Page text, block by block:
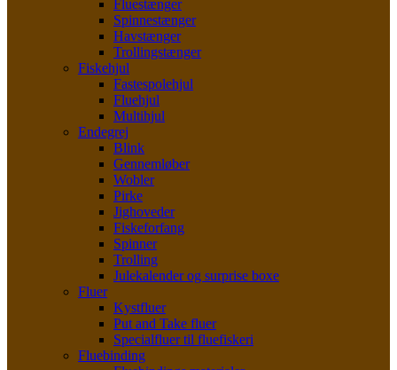
Fluestænger
Spinnestænger
Havstænger
Trollingstænger
Fiskehjul
Fastespolehjul
Fluehjul
Multihjul
Endegrej
Blink
Gennemløber
Wobler
Pirke
Jighoveder
Fiskeforfang
Spinner
Trolling
Julekalender og surprise boxe
Fluer
Kystfluer
Put and Take fluer
Specialfluer til fluefiskeri
Fluebinding